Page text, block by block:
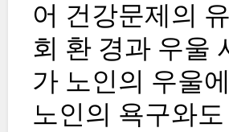
어 건강문제의
회 환 경과 우울
가 노인의 우울
노인의 욕구와